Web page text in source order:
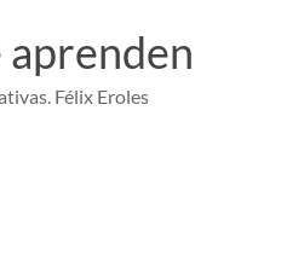
aprenden
Félix Eroles